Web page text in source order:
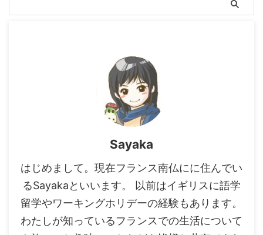
Sayaka
はじめまして。現在フランス南仏にに住んでい
るSayakaといいます。 以前はイギリスに語学
留学やワーキングホリデーの経験もあります。
わたしが知っているフランスでの生活について